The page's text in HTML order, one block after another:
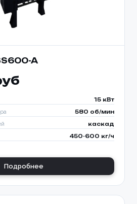
A
15 кВт
580 об/мин
каскад
450-600 кг/ч
Подробнее